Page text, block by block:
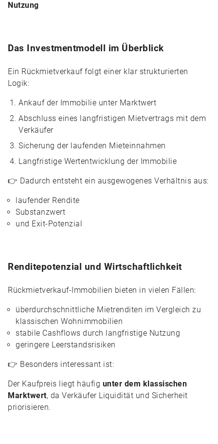
Nutzung
Das Investmentmodell im Überblick
Ein Rückmietverkauf folgt einer klar strukturierten
Logik:
Ankauf der Immobilie unter Marktwert
Abschluss eines langfristigen Mietvertrags mit dem
Verkäufer
Sicherung der laufenden Mieteinnahmen
Langfristige Wertentwicklung der Immobilie
👉 Dadurch entsteht ein ausgewogenes Verhältnis aus:
laufender Rendite
Substanzwert
und Exit-Potenzial
Renditepotenzial und Wirtschaftlichkeit
Rückmietverkauf-Immobilien bieten in vielen Fällen:
überdurchschnittliche Mietrenditen im Vergleich zu
klassischen Wohnimmobilien
stabile Cashflows durch langfristige Nutzung
geringere Leerstandsrisiken
👉 Besonders interessant ist:
Der Kaufpreis liegt häufig unter dem klassischen
Marktwert, da Verkäufer Liquidität und Sicherheit
priorisieren.